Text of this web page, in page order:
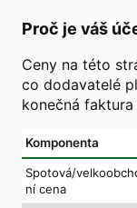
Proč je váš
Ceny na této
co dodavatelé
konečná
Komponenta
Spotová/
ní cena